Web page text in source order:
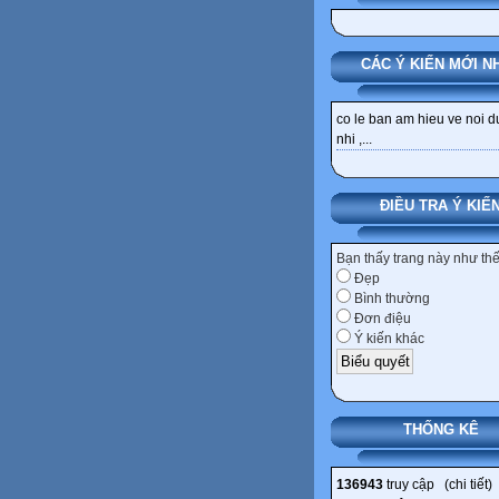
CÁC Ý KIẾN MỚI
co le ban am hieu ve noi
nhi ,...
ĐIỀU TRA Ý KIẾN
Bạn thấy trang này như
Đẹp
Bình thường
Đơn điệu
Ý kiến khác
THỐNG KÊ
136943 truy cập (chi tiết)